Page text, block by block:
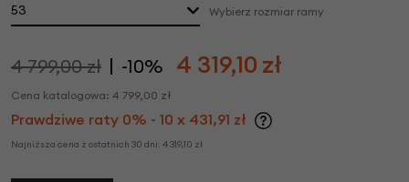
53 Wybierz rozmiar ramy
4 799,00 zł -10% 4 319,10 zł
Cena katalogowa: 4 799,00 zł
Prawdziwe raty 0% - 10 x 431,91 zł
Najniższa cena z ostatnich 30 dni: 4 319,10 zł